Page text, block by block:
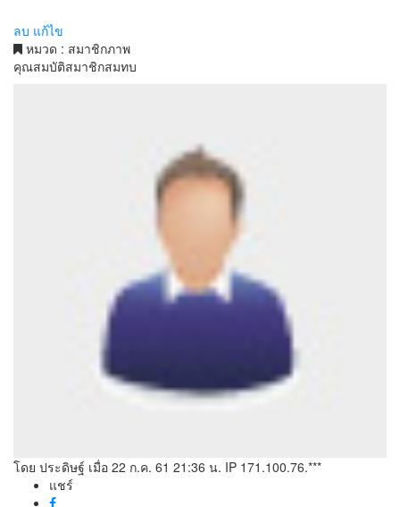
ลบ แก้ไข
หมวด : สมาชิกภาพ
คุณสมบัติสมาชิกสมทบ
โดย ประดิษฐ์ เมื่อ 22 ก.ค. 61 21:36 น. IP 171.100.76.***
แชร์